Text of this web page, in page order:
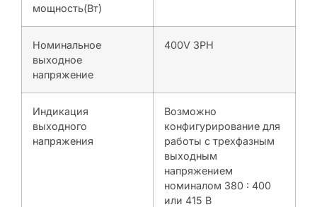
мощность(Вт)
Номинальное
выходное
напряжение
400V 3PH
Индикация
выходного
напряжения
Возможно
конфигурирование для
работы с трехфазным
выходным
напряжением
номиналом 380 : 400
или 415 В